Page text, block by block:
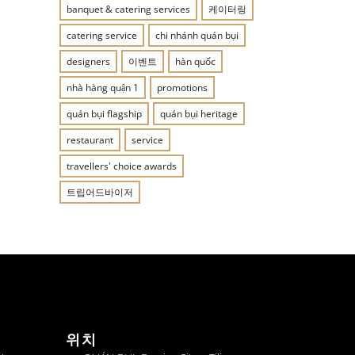
banquet & catering services
케이터링
catering service
chi nhánh quán bụi
designers
이벤트
hàn quốc
nhà hàng quận 1
promotions
quán bụi flagship
quán bụi heritage
restaurant
service
travellers' choice awards
트립어드바이저
위치